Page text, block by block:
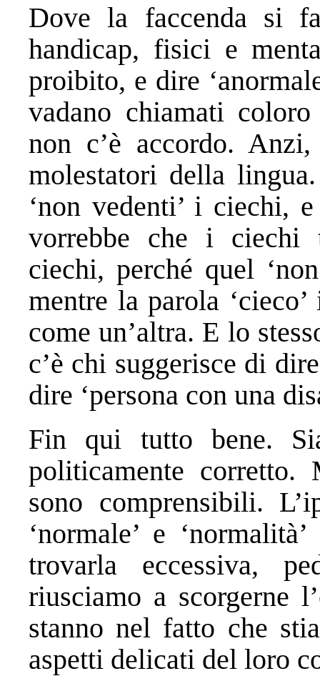
Dove la faccenda si
handicap, fisici e
proibito, e dire
vadano chiamati
non c’è accordo.
molestatori della
‘non vedenti’ i ciechi,
vorrebbe che i ciechi
ciechi, perché quel
mentre la parola
come un’altra. E lo
c’è chi suggerisce di
dire ‘persona con una
Fin qui tutto bene.
politicamente
sono comprensibili.
‘normale’ e
trovarla eccessiva,
riusciamo a scorgerne
stanno nel fatto che
aspetti delicati del loro